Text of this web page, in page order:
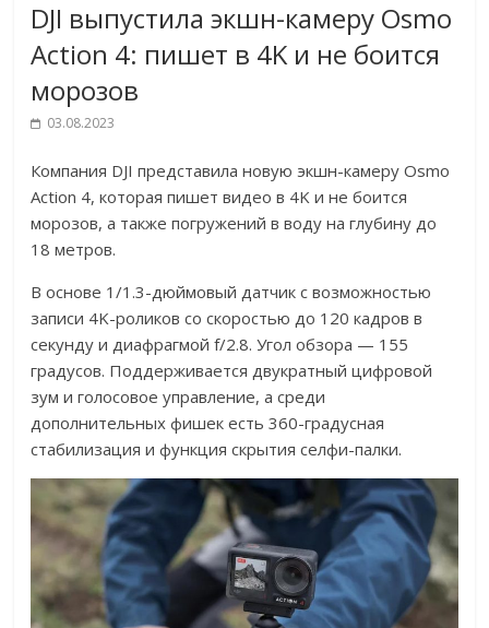
DJI выпустила экшн-камеру Osmo
Action 4: пишет в 4K и не боится
морозов
03.08.2023
Компания DJI представила новую экшн-камеру Osmo
Action 4, которая пишет видео в 4K и не боится
морозов, а также погружений в воду на глубину до
18 метров.
В основе 1/1.3-дюймовый датчик с возможностью
записи 4K-роликов со скоростью до 120 кадров в
секунду и диафрагмой f/2.8. Угол обзора — 155
градусов. Поддерживается двукратный цифровой
зум и голосовое управление, а среди
дополнительных фишек есть 360-градусная
стабилизация и функция скрытия селфи-палки.